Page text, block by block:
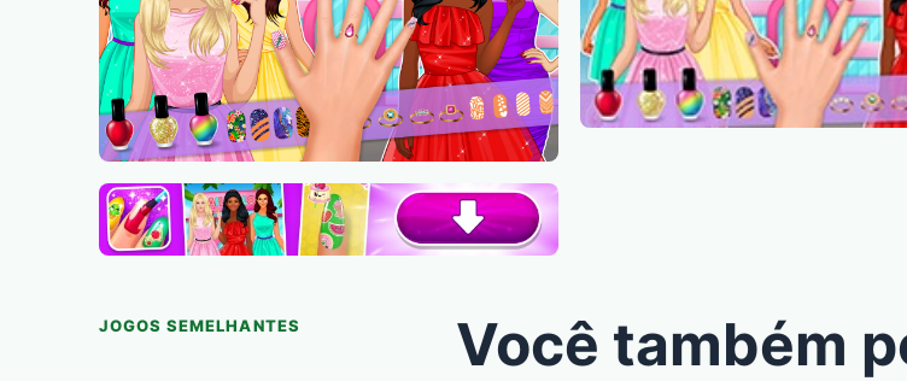
JOGOS SEMELHANTES Você também